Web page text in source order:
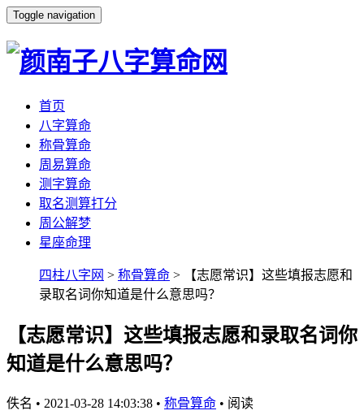
Toggle navigation
首页
八字算命
称骨算命
周易算命
测字算命
取名测算打分
周公解梦
星座命理
四柱八字网 > 称骨算命 > 【志愿常识】这些填报志愿和
录取名词你知道是什么意思吗？
【志愿常识】这些填报志愿和录取名词你
知道是什么意思吗？
佚名 • 2021-03-28 14:03:38 • 称骨算命 • 阅读